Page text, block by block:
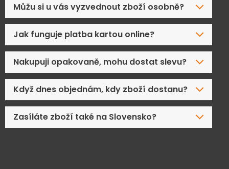
Můžu si u vás vyzvednout zboží osobně?
Jak funguje platba kartou online?
Nakupuji opakovaně, mohu dostat slevu?
Když dnes objednám, kdy zboží dostanu?
Zasíláte zboží také na Slovensko?